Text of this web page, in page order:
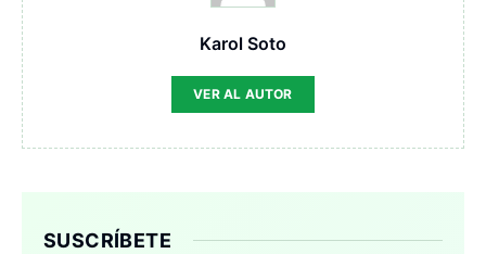
Karol Soto
VER AL AUTOR
SUSCRÍBETE